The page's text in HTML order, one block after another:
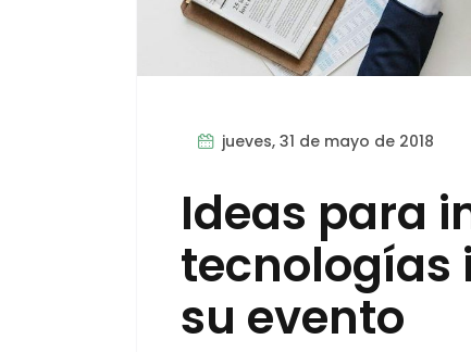
jueves, 31 de mayo de 2018
Ideas para
tecnologías
su evento